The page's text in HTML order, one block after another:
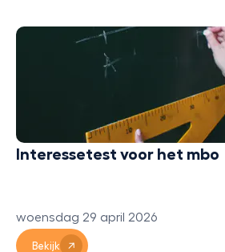
Interessetest voor het mbo
woensdag 29 april 2026
Bekijk